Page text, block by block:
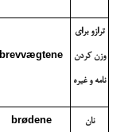
brevvægtene
ترازو برای
وزن کردن
نامه و غیره
brødene نان